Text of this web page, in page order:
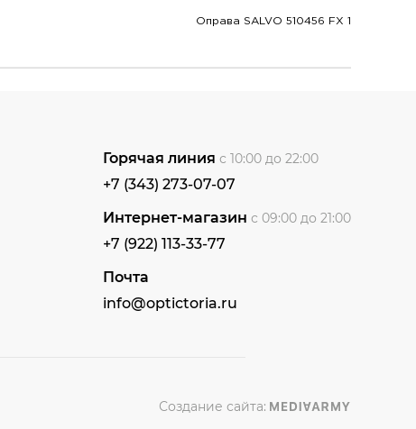
Оправа SALVO 510456 FX 1
Горячая линия с 10:00 до 22:00
+7 (343) 273-07-07
Интернет-магазин с 09:00 до 21:00
+7 (922) 113-33-77
Почта
info@optictoria.ru
Создание сайта: